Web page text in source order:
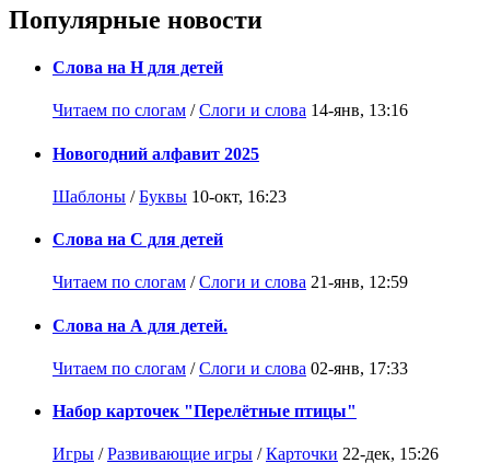
Популярные новости
Слова на Н для детей
Читаем по слогам /Слоги и слова 14-янв, 13:16
Новогодний алфавит 2025
Шаблоны /Буквы 10-окт, 16:23
Слова на С для детей
Читаем по слогам /Слоги и слова 21-янв, 12:59
Слова на А для детей.
Читаем по слогам /Слоги и слова 02-янв, 17:33
Набор карточек "Перелётные птицы"
Игры /Развивающие игры /Карточки 22-дек, 15:26